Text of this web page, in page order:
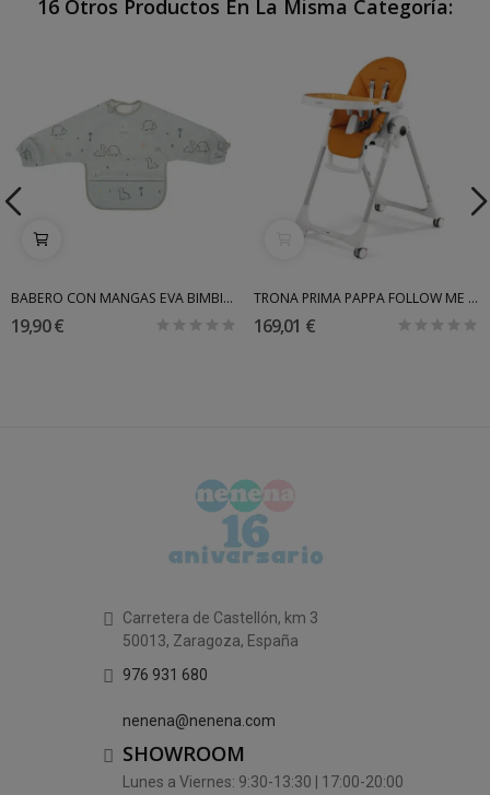
16 Otros Productos En La Misma Categoría:
BABERO CON MANGAS EVA BIMBIDREAMS
19,90 €
TRONA PRIMA PAPPA FOLLOW ME PEG PEREGO
169,01 €
Carretera de Castellón, km 3
50013, Zaragoza, España
976 931 680
nenena@nenena.com
SHOWROOM
Lunes a Viernes: 9:30-13:30 | 17:00-20:00